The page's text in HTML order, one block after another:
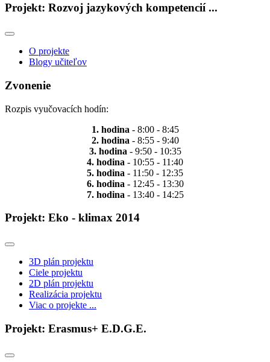
Projekt: Rozvoj jazykových kompetencií ...
O projekte
Blogy učiteľov
Zvonenie
Rozpis vyučovacích hodín:
1. hodina - 8:00 - 8:45
2. hodina - 8:55 - 9:40
3. hodina - 9:50 - 10:35
4. hodina - 10:55 - 11:40
5. hodina - 11:50 - 12:35
6. hodina - 12:45 - 13:30
7. hodina - 13:40 - 14:25
Projekt: Eko - klimax 2014
3D plán projektu
Ciele projektu
2D plán projektu
Realizácia projektu
Viac o projekte ...
Projekt: Erasmus+ E.D.G.E.